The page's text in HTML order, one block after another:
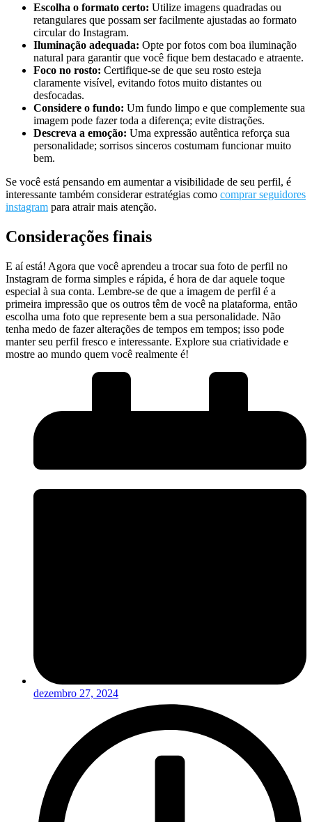
Escolha o formato certo: Utilize imagens ‍quadradas ou‍
retangulares que possam ser ⁣facilmente ajustadas ao formato​
circular ⁤do Instagram.
Iluminação‍ adequada: Opte⁢ por fotos com boa iluminação
natural‌ para garantir que você fique bem destacado e atraente.
Foco no⁢ rosto: ⁣Certifique-se ​de que seu rosto esteja
claramente visível, evitando⁢ fotos muito‍ distantes ou
desfocadas.
Considere o fundo: ⁣Um fundo⁣ limpo e‌ que complemente sua
imagem pode ‍fazer toda ‍a diferença; evite‍ distrações.
Descreva a emoção: Uma expressão autêntica reforça sua
‌personalidade; sorrisos sinceros costumam funcionar ⁤muito
bem.
Se​ você​ está pensando em ‍aumentar a⁤ visibilidade de seu perfil, é
interessante também considerar estratégias como comprar seguidores
instagram ‍para atrair mais atenção.
Considerações finais
E aí está! ⁢Agora que você​ aprendeu⁣ a trocar ‌sua foto de perfil no
Instagram de‍ forma⁢ simples‌ e rápida, é hora de dar aquele toque
⁤especial à sua conta. Lembre-se⁢ de que a imagem⁢ de perfil é a
primeira impressão que os outros têm de você‌ na plataforma, então
escolha ⁣uma ⁢foto que represente bem a sua personalidade. Não
tenha​ medo de ‍fazer‌ alterações de tempos em tempos; isso ⁢pode
⁤manter seu ​perfil fresco e interessante. Explore sua⁤ criatividade e
mostre ao mundo quem você realmente ⁢é!
dezembro 27, 2024